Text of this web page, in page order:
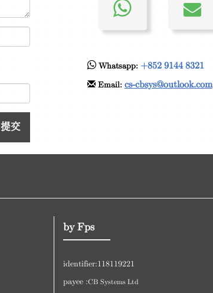
提交
Whatsapp: +852 9144 8321
Email: cs-cbsys@outlook.com
by Fps
identifier:118119221
payee :CB Systems Ltd